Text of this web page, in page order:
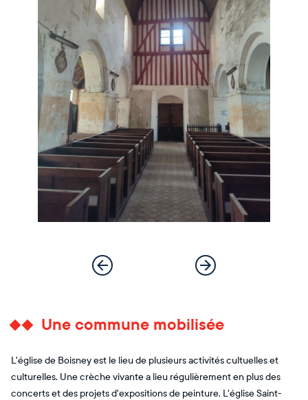
Une commune mobilisée
L'église de Boisney est le lieu de plusieurs activités cultuelles et
culturelles. Une crèche vivante a lieu régulièrement en plus des
concerts et des projets d'expositions de peinture. L'église Saint-